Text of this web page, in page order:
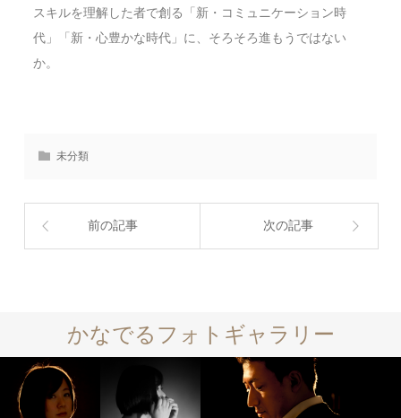
スキルを理解した者で創る「新・コミュニケーション時
代」「新・心豊かな時代」に、そろそろ進もうではない
か。
未分類
前の記事 次の記事
かなでるフォトギャラリー